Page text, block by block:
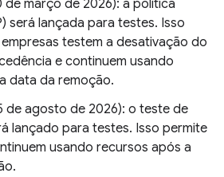
de março de 2026): a política
será lançada para testes. Isso
testem a desativação do
e continuem usando
data da remoção.
de agosto de 2026): o teste de
lançado para testes. Isso permite
usando recursos após a